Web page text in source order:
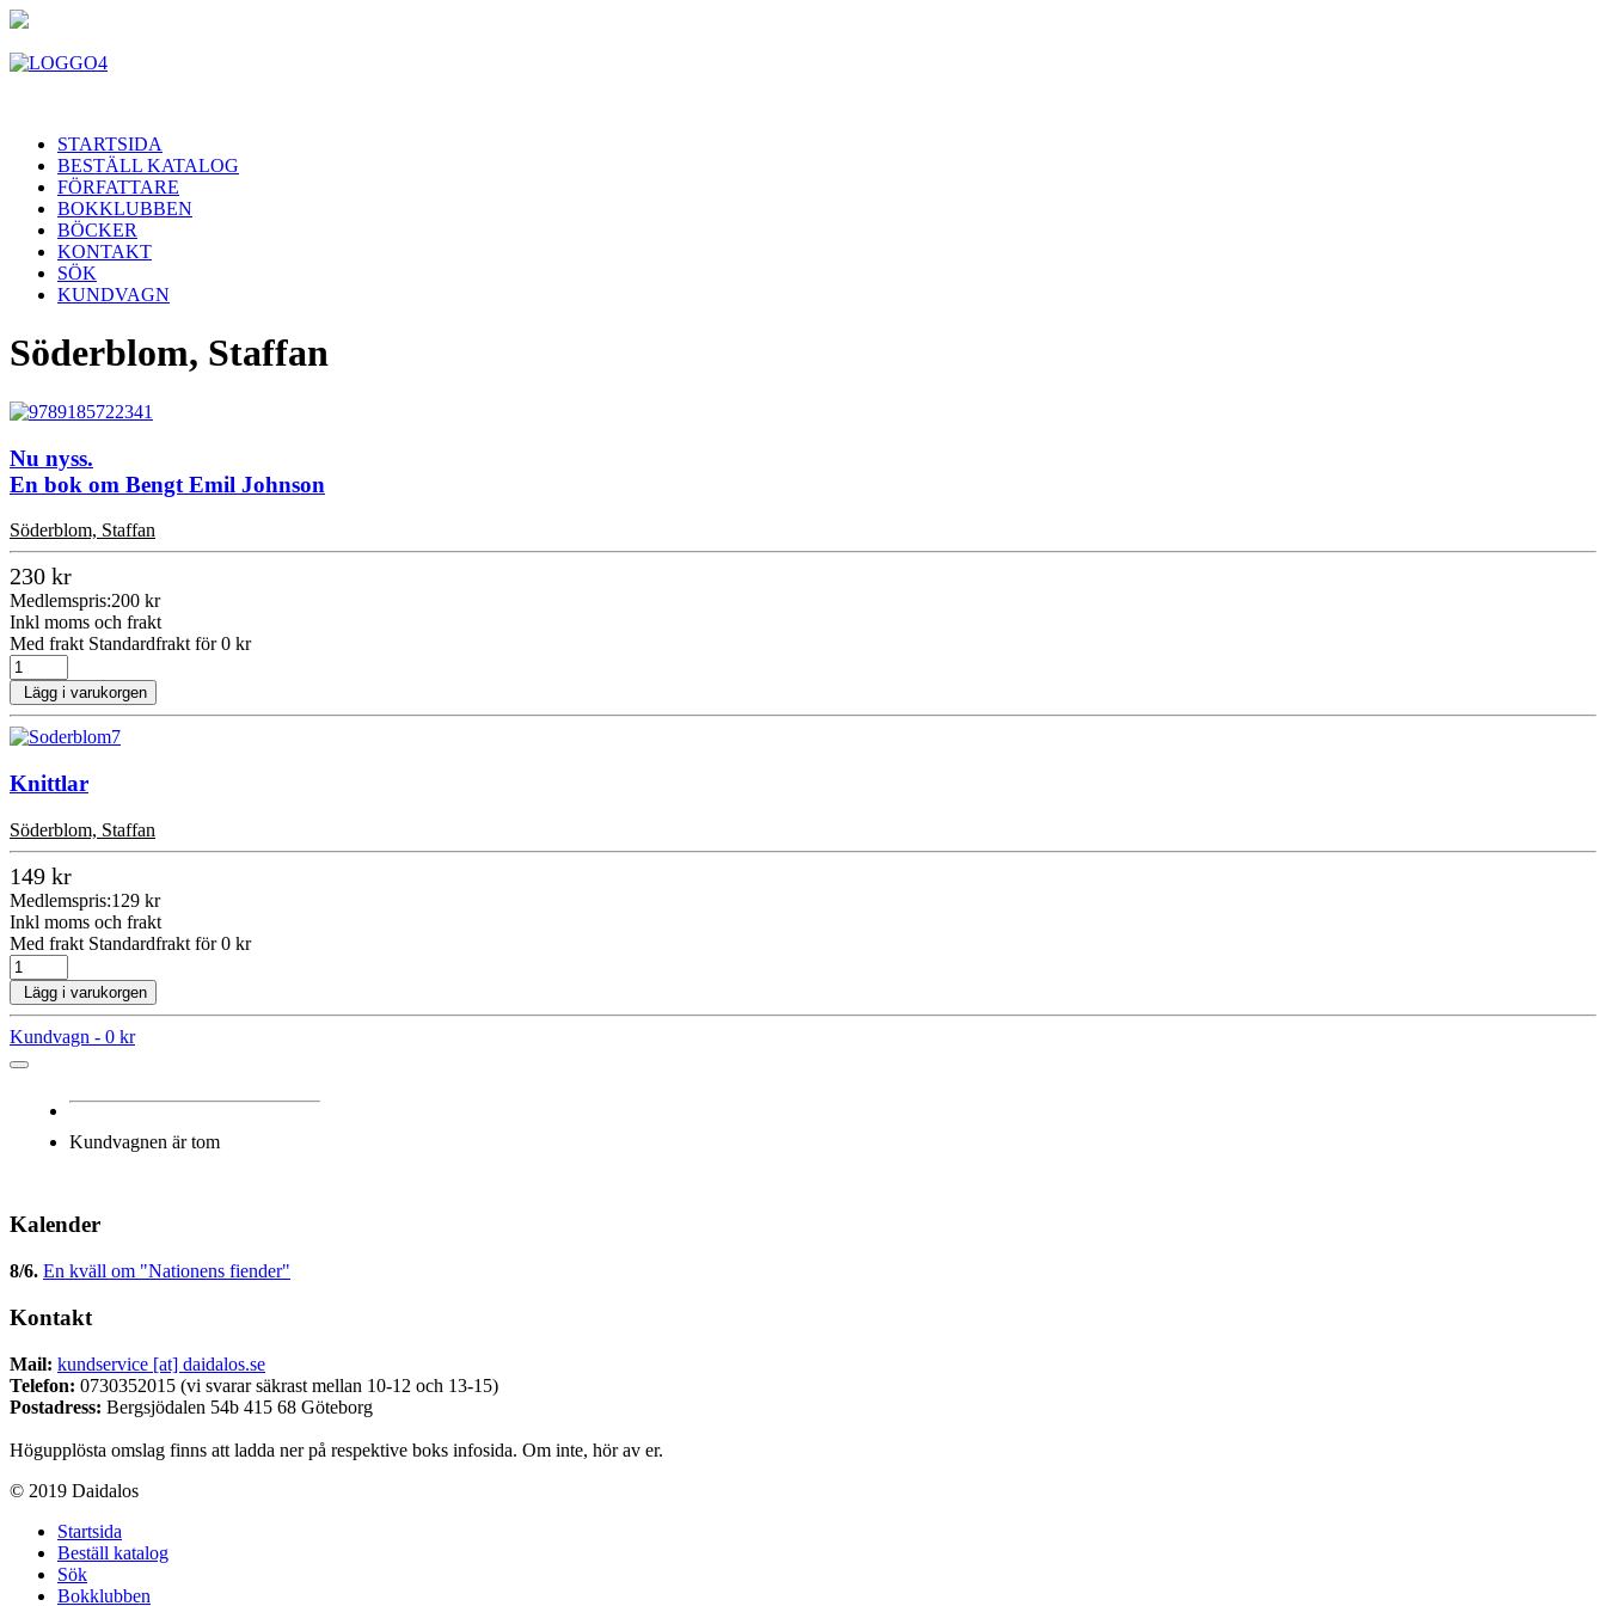
STARTSIDA
BESTÄLL KATALOG
FÖRFATTARE
BOKKLUBBEN
BÖCKER
KONTAKT
SÖK
KUNDVAGN
Söderblom, Staffan
Nu nyss.
En bok om Bengt Emil Johnson
Söderblom, Staffan
230 kr
Medlemspris:200 kr
Inkl moms och frakt
Med frakt Standardfrakt för 0 kr
Lägg i varukorgen
Knittlar
Söderblom, Staffan
149 kr
Medlemspris:129 kr
Inkl moms och frakt
Med frakt Standardfrakt för 0 kr
Lägg i varukorgen
Kundvagn - 0 kr
Kundvagnen är tom
Kalender
8/6. En kväll om "Nationens fiender"
Kontakt
Mail: kundservice [at] daidalos.se
Telefon: 0730352015 (vi svarar säkrast mellan 10-12 och 13-15)
Postadress: Bergsjödalen 54b 415 68 Göteborg
Högupplösta omslag finns att ladda ner på respektive boks infosida. Om inte, hör av er.
© 2019 Daidalos
Startsida
Beställ katalog
Sök
Bokklubben